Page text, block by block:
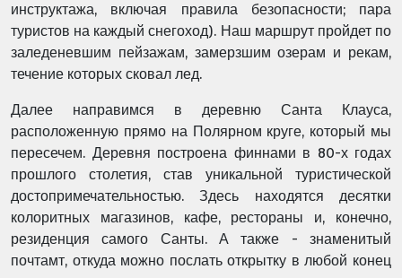
инструктажа, включая правила безопасности; пара
туристов на каждый снегоход). Наш маршрут пройдет по
заледеневшим пейзажам, замерзшим озерам и рекам,
течение которых сковал лед.
Далее направимся в деревню Санта Клауса,
расположенную прямо на Полярном круге, который мы
пересечем. Деревня построена финнами в 80-х годах
прошлого столетия, став уникальной туристической
достопримечательностью. Здесь находятся десятки
колоритных магазинов, кафе, рестораны и, конечно,
резиденция самого Санты. А также - знаменитый
почтамт, откуда можно послать открытку в любой конец